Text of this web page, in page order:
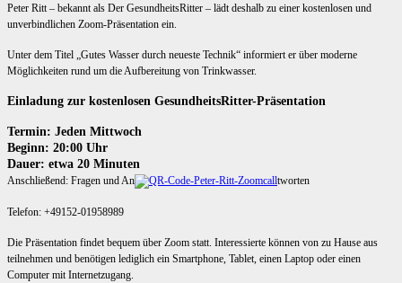
Peter Ritt – bekannt als Der GesundheitsRitter – lädt deshalb zu einer kostenlosen und
unverbindlichen Zoom-Präsentation ein.
Unter dem Titel „Gutes Wasser durch neueste Technik“ informiert er über moderne
Möglichkeiten rund um die Aufbereitung von Trinkwasser.
Einladung zur kostenlosen GesundheitsRitter-Präsentation
Termin: Jeden Mittwoch
Beginn: 20:00 Uhr
Dauer: etwa 20 Minuten
Anschließend: Fragen und An tworten
Telefon: +49152-01958989
Die Präsentation findet bequem über Zoom statt. Interessierte können von zu Hause aus
teilnehmen und benötigen lediglich ein Smartphone, Tablet, einen Laptop oder einen
Computer mit Internetzugang.